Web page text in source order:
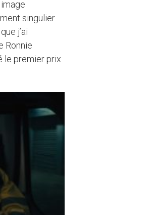
singulier
j’ai
Ronnie
le premier prix